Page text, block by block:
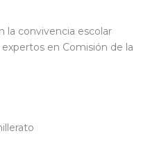
la convivencia escolar
en Comisión de la